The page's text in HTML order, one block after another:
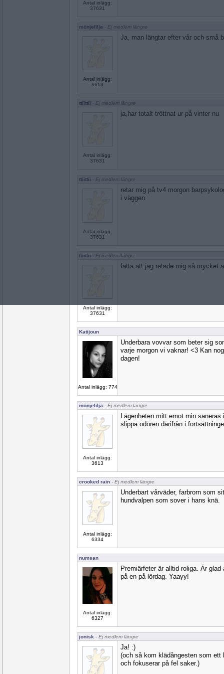
Antal inlägg:
37631
mönjelilja - Ej medlem längre
Antal inlägg:
3613
Ja, man längtar efter vår och små
ttiittii - Ej medlem längre
Antal inlägg:
37631
ja,har totalt tröttnat ur på vinter nu
ttiittii - Ej medlem längre
Antal inlägg:
37631
retar mig på tv4 morgon
i väggen
ttiittii - Ej medlem längre
Antal inlägg:
37631
fatta att jag retade mig så mycket
Katijoun
Antal inlägg: 774
Underbara vovvar som beter sig
varje morgon vi vaknar! <3 Kan
dagen!
mönjelilja - Ej medlem längre
Antal inlägg:
3613
Lägenheten mitt emot min
slippa odören därifrån i
crooked rain - Ej medlem längre
Antal inlägg:
6334
Underbart vårväder, farbrorn som
hundvalpen som sover i hans knä.
numsan
Antal inlägg:
6327
Premiärfeter är alltid roliga. Är
på en på lördag. Yaayy!
jonisk - Ej medlem längre
Ja! :)
(och så kom klädångesten som ett
och fokuserar på fel saker.)